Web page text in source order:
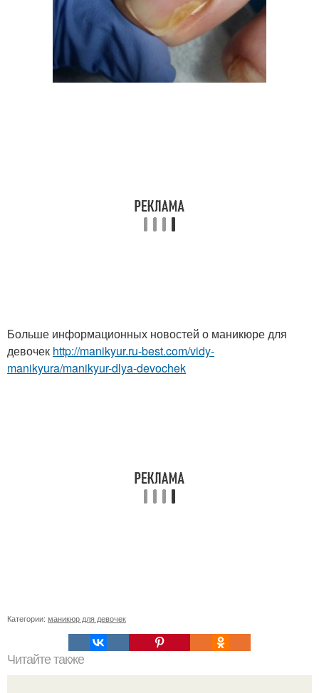
Больше информационных новостей о маникюре для
девочек http://manikyur.ru-best.com/vidy-
manikyura/manikyur-dlya-devochek
Категории: маникюр для девочек
Читайте также